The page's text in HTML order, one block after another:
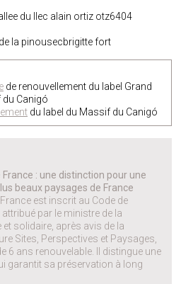
de renouvellement du label Grand
du Canigó
du label du Massif du Canigó
France : une distinction pour une
beaux paysages de France
France est inscrit au Code de
par le ministre de la
solidaire, après avis de la
Sites, Perspectives et Paysages,
6 ans renouvelable. Il distingue une
garantit sa préservation à long